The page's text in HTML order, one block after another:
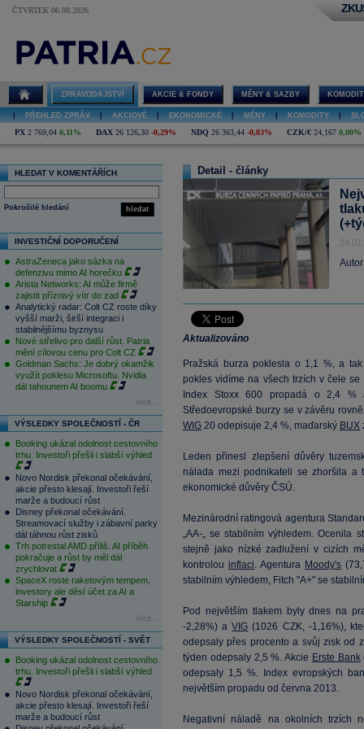
ČTVRTEK 06.08.2026
ZPRAVODAJSTVÍ AKCIE & FONDY MĚNY & SAZBY
PŘEHLED ZPRÁV AKCIOVÉ EKONOMICKÉ MĚNY KOMODITY
PX 2 769,04 0,11% DAX 26 126,30 -0,29% NDQ 26 363,44 -0,83% CZK/€ 24,167 0,00%
HLEDAT V KOMENTÁŘÍCH
hledat
Pokročilé hledání
INVESTIČNÍ DOPORUČENÍ
AstraZeneca jako sázka na
defenzivu mimo AI horečku
Arista Networks: AI může firmě
zajistit příznivý vítr do zad
Analytický radar: Colt CZ roste díky
vyšší marži, širší integraci i
stabilnějšímu byznysu
Nové střelivo pro další růst. Patria
mění cílovou cenu pro Colt CZ
Goldman Sachs: Je dobrý okamžik
využít poklesu Microsoftu. Nvidia
dál tahounem AI boomu
více...
VÝSLEDKY SPOLEČNOSTÍ - ČR
Booking ukázal odolnost cestovního
trhu. Investoři přešli i slabší výhled
Novo Nordisk překonal očekávání,
akcie přesto klesají. Investoři řeší
marže a budoucí růst
Disney překonal očekávání.
Streamovací služby i zábavní parky
dál táhnou růst zisků
Trh potrestal AMD příliš. AI příběh
pokračuje a růst by měl dál
zrychlovat
SpaceX roste raketovým tempem,
investory ale děsí účet za AI a
Starship
více...
VÝSLEDKY SPOLEČNOSTÍ - SVĚT
Booking ukázal odolnost cestovního
trhu. Investoři přešli i slabší výhled
Novo Nordisk překonal očekávání,
akcie přesto klesají. Investoři řeší
marže a budoucí růst
Detail - články
Aktualizováno
Pražská burza poklesla o 1,1 %, a
pokles vidíme na všech trzích v čele
Index Stoxx 600 propadá o 2,4
Středoevropské burzy se v závěru
WIG 20 odepisuje 2,4 %, maďarský BUX
Leden přinesl zlepšení důvěry
nálada mezi podnikateli se zhoršila a
ekonomické důvěry ČSÚ.
Mezinárodní ratingová agentura
„AA-„ se stabilním výhledem. Ocenila
stejně jako nízké zadlužení v cizích
kontrolou inflaci. Agentura Moody's (
stabilním výhledem, Fitch "A+" se
Pod největším tlakem byly dnes na
-2,28%) aVIG (1026 CZK, -1,16%),
odepsaly přes procento a svůj zisk od
týden odepsaly 2,5 %. Akcie Erste Bank
odepsaly 1,5 %. Index evropských
největším propadu od června 2013.
Negativní náladě na okolních trzích